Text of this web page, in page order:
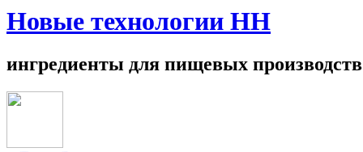
Новые технологии НН
ингредиенты для пищевых производств